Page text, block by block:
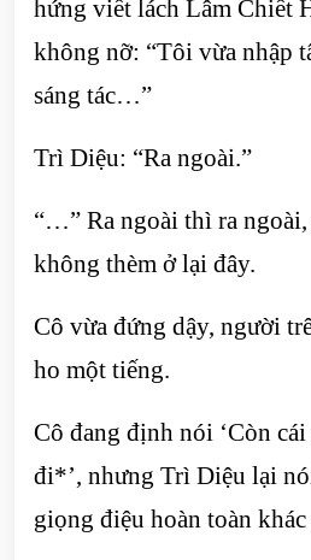
hứng viết lách Lâm Chiết
không nỡ: “Tôi vừa nhập
sáng tác…”
Trì Diệu: “Ra ngoài.”
“…” Ra ngoài thì ra
không thèm ở lại đây.
Cô vừa đứng dậy, người
ho một tiếng.
Cô đang định nói ‘Còn
đi*’, nhưng Trì Diệu lại
giọng điệu hoàn toàn